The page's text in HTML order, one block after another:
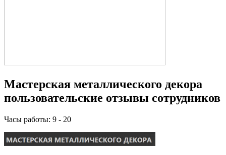
Мастерская металлического декора
пользовательские отзывы сотрудников
Часы работы: 9 - 20